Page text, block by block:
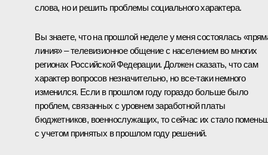
слова, но и решить проблемы социального характера.
Вы знаете, что на прошлой неделе у меня состоялась
линия» – телевизионное общение с населением во многих
регионах Российской Федерации. Должен сказать, что сам
характер вопросов незначительно, но все‑таки немного
изменился. Если в прошлом году гораздо больше было
проблем, связанных с уровнем заработной платы
бюджетников, военнослужащих, то сейчас их стало
с учетом принятых в прошлом году решений.